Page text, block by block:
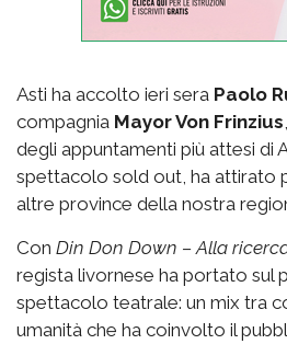
Asti ha accolto ieri sera Paolo
compagnia Mayor Von Frinzius
degli appuntamenti più attesi di
spettacolo sold out, ha attirato
altre province della nostra
Con Din Don Down – Alla
regista livornese ha portato sul
spettacolo teatrale: un mix tra
umanità che ha coinvolto il